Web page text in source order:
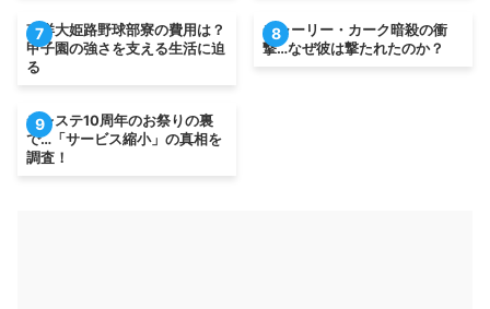
7
東洋大姫路野球部寮の費用は？
甲子園の強さを支える生活に迫
る
8
チャーリー・カーク暗殺の衝
撃…なぜ彼は撃たれたのか？
9
デレステ10周年のお祭りの裏
で…「サービス縮小」の真相を
調査！